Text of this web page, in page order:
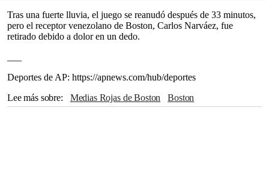
Tras una fuerte lluvia, el juego se reanudó después de 33 minutos,
pero el receptor venezolano de Boston, Carlos Narváez, fue
retirado debido a dolor en un dedo.
Deportes de AP: https://apnews.com/hub/deportes
Lee más sobre
Medias Rojas de Boston
Boston